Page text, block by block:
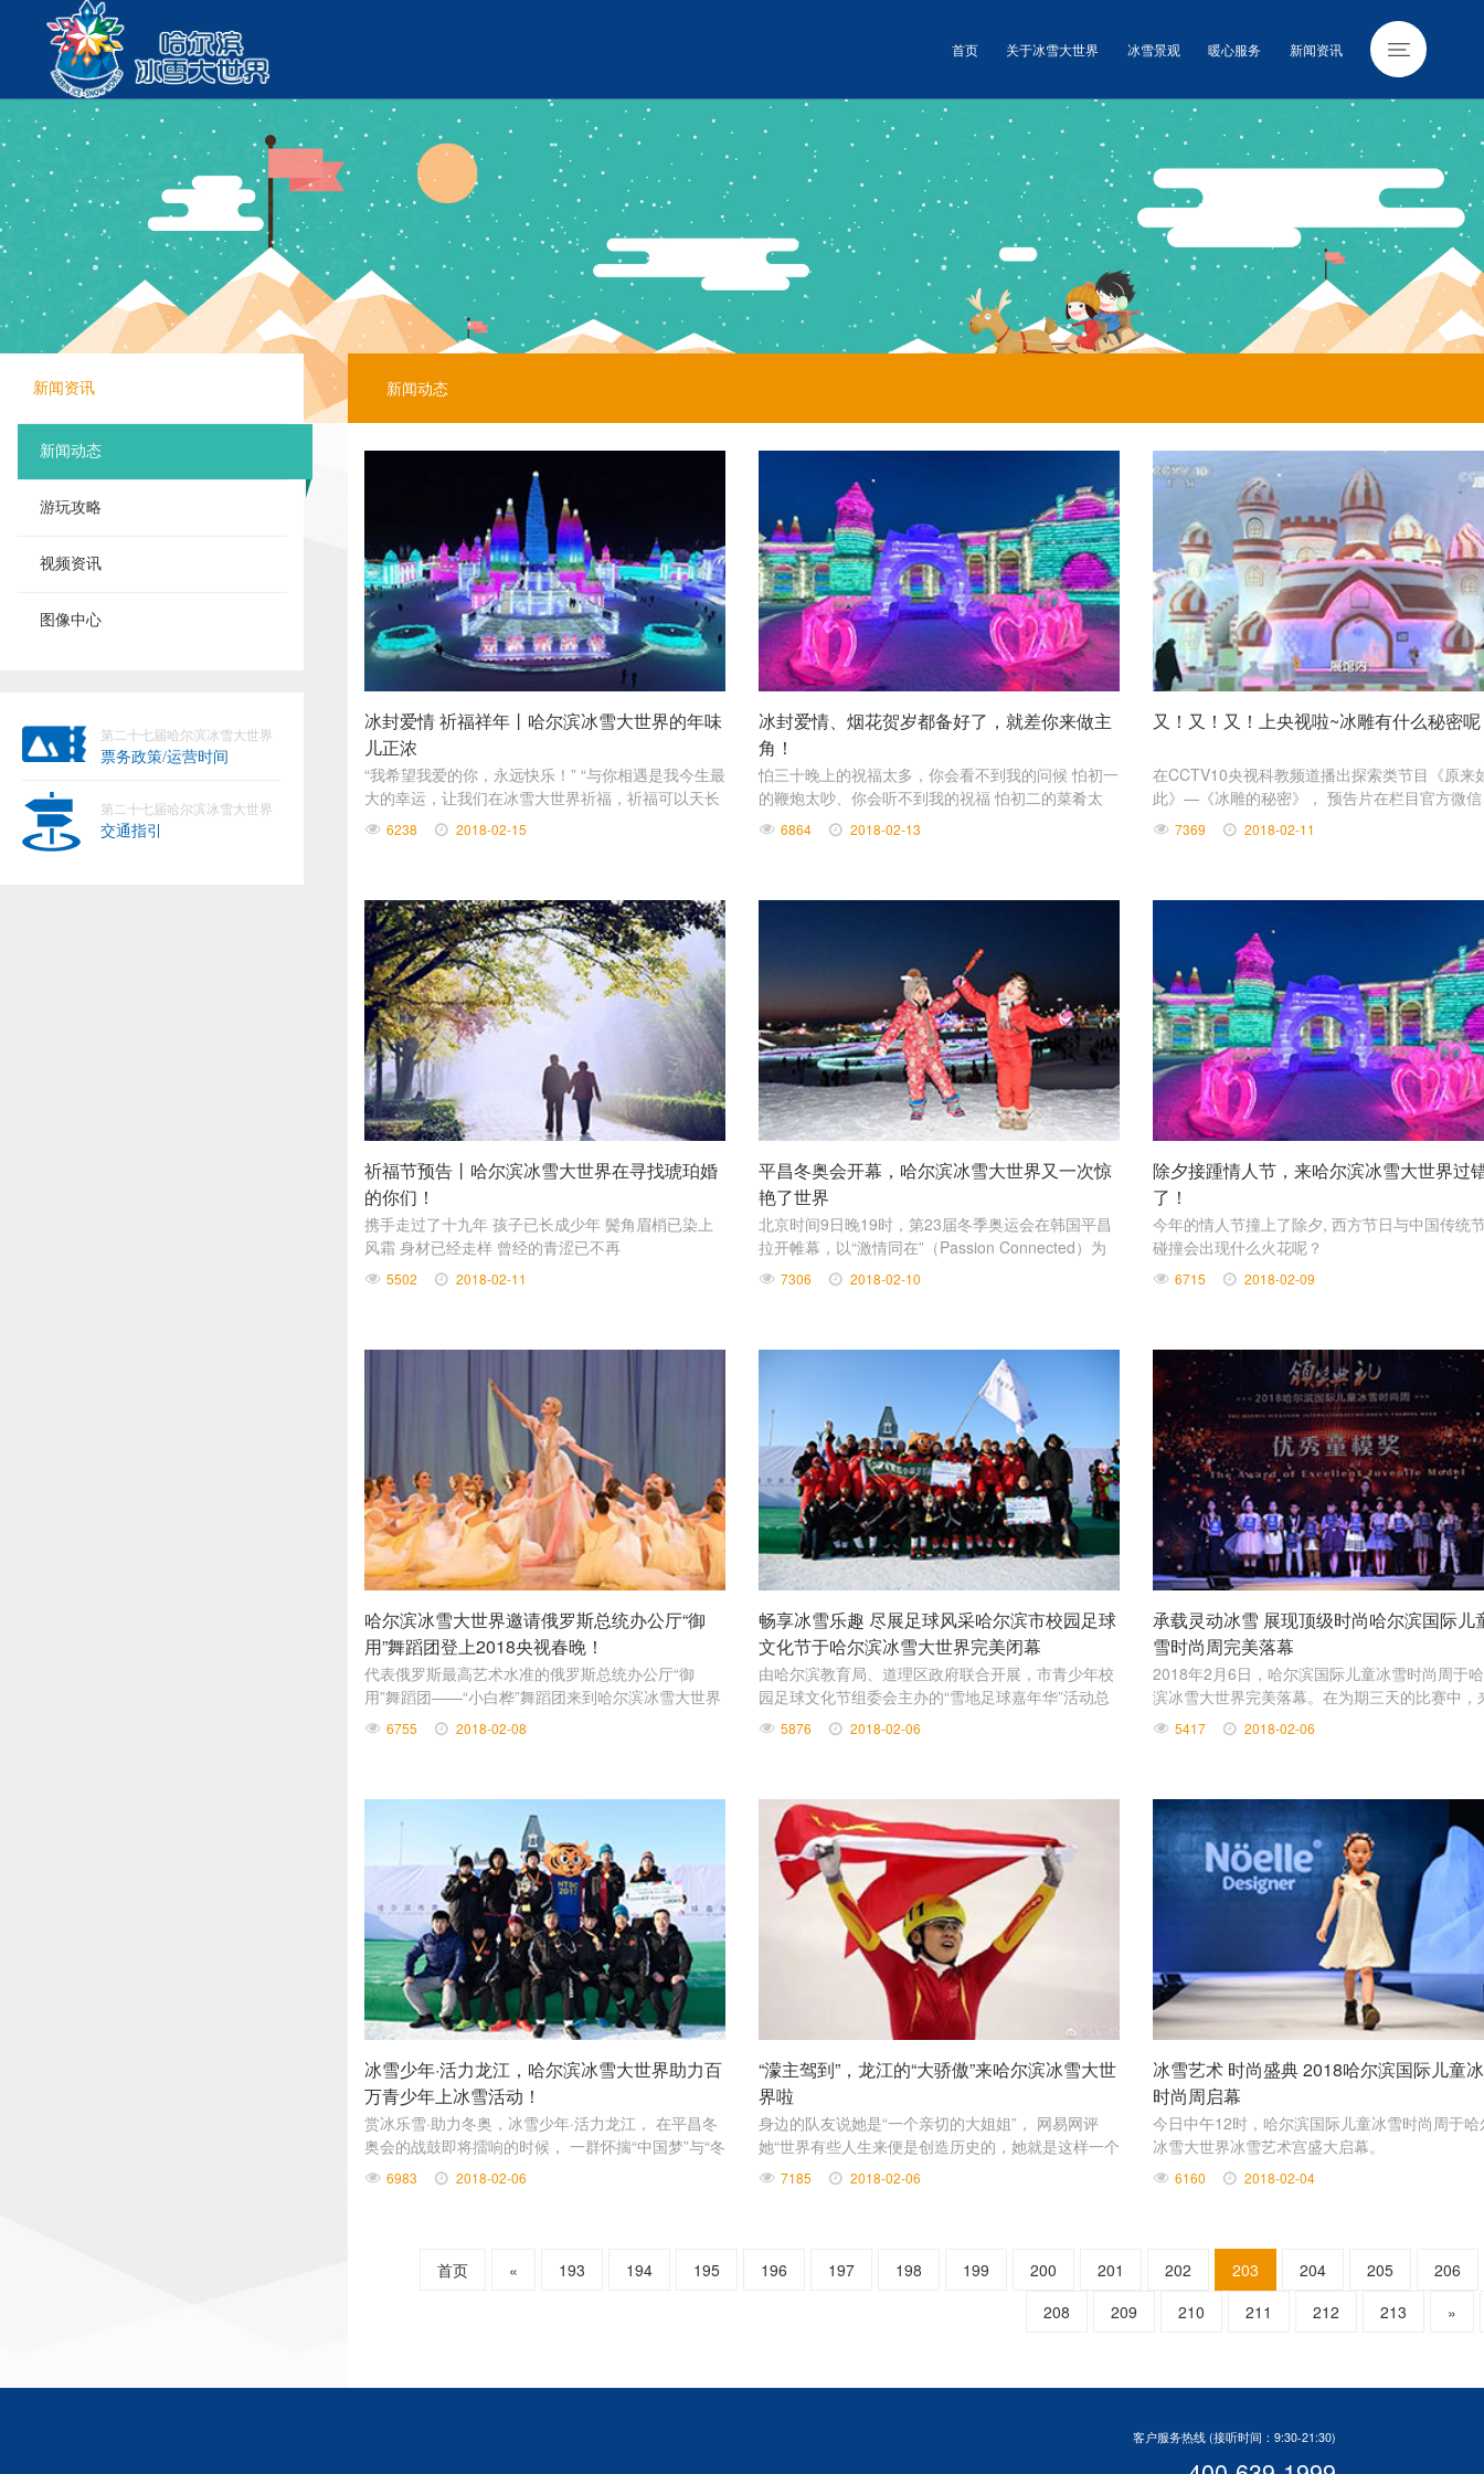
首页 关于冰雪大世界 冰雪景观 暖心服务 新闻资讯
关于冰雪大世界
公司简介
企业荣誉
冰雪景观
冰雪景观 暖心服务
新闻资讯
新闻动态
新闻资讯
新闻动态
游玩攻略
视频资讯
图像中心
第二十七届哈尔滨冰雪大世界
票务政策/运营时间
第二十七届哈尔滨冰雪大世界
交通指引
新闻动态
冰封爱情 祈福祥年丨哈尔滨冰雪大世界的年味
儿正浓
“我希望我爱的你，永远快乐！” “与你相遇是我今生最
大的幸运，让我们在冰雪大世界祈福，祈福可以天长
地久，永不分开！”
6238 2018-02-15
冰封爱情、烟花贺岁都备好了，就差你来做主
角！
怕三十晚上的祝福太多，你会看不到我的问候 怕初一
的鞭炮太吵、你会听不到我的祝福 怕初二的菜肴太
香、你会看不见我的祝愿 所以选择现在就给大家拜年
6864 2018-02-13
又！又！又！上央视啦~冰雕有什么秘密
在CCTV10央视科教频道播出探索类节目《原来
此》—《冰雕的秘密》， 预告片在栏目官方微
博，CNTV网络主页刚一播出， 就引起无数好奇
伙伴关注。
7369 2018-02-11
祈福节预告丨哈尔滨冰雪大世界在寻找琥珀婚
的你们！
携手走过了十九年 孩子已长成少年 鬓角眉梢已染上
风霜 身材已经走样 曾经的青涩已不再
5502 2018-02-11
平昌冬奥会开幕，哈尔滨冰雪大世界又一次惊
艳了世界
北京时间9日晚19时，第23届冬季奥运会在韩国平昌
拉开帷幕，以“激情同在”（Passion Connected）为
口号，有来自92个国家和地区的2900多名选手参
7306 2018-02-10
除夕接踵情人节，来哈尔滨冰雪大世界过
了！
今年的情人节撞上了除夕, 西方节日与中国传统
碰撞会出现什么火花呢？
6715 2018-02-09
哈尔滨冰雪大世界邀请俄罗斯总统办公厅“御
用”舞蹈团登上2018央视春晚！
代表俄罗斯最高艺术水准的俄罗斯总统办公厅“御
用”舞蹈团——“小白桦”舞蹈团来到哈尔滨冰雪大世界
啦！6755 2018-02-08
畅享冰雪乐趣 尽展足球风采哈尔滨市校园足球
文化节于哈尔滨冰雪大世界完美闭幕
由哈尔滨教育局、道理区政府联合开展，市青少年校
园足球文化节组委会主办的“雪地足球嘉年华”活动总
决赛及颁奖仪式2月6日在哈尔滨冰雪大世界隆重举
5876 2018-02-06
承载灵动冰雪 展现顶级时尚哈尔滨国际儿
雪时尚周完美落幕
2018年2月6日，哈尔滨国际儿童冰雪时尚周于
滨冰雪大世界完美落幕。在为期三天的比赛中，
全国各地的小模特儿们欢聚一堂，目不暇接的时
动、夺人心魄的时尚秀场、惊艳世人的服装作品
5417 2018-02-06
冰雪少年·活力龙江，哈尔滨冰雪大世界助力百
万青少年上冰雪活动！
赏冰乐雪·助力冬奥，冰雪少年·活力龙江， 在平昌冬
奥会的战鼓即将擂响的时候， 一群怀揣“中国梦”与“冬
奥梦”的少年， 在哈尔滨冰雪大世界迈出了离梦想更
近的一步。
6983 2018-02-06
“濛主驾到”，龙江的“大骄傲”来哈尔滨冰雪大世
界啦
身边的队友说她是“一个亲切的大姐姐”， 网易网评
她“世界有些人生来便是创造历史的，她就是这样一个
为滑冰而生的人。
7185 2018-02-06
冰雪艺术 时尚盛典 2018哈尔滨国际儿童
时尚周启幕
今日中午12时，哈尔滨国际儿童冰雪时尚周于
冰雪大世界冰雪艺术宫盛大启幕。
6160 2018-02-04
首页 « 193 194 195 196 197 198 199 200 201 202 203 204 205
206
208
209 210 211 212 213 »
客户服务热线 (接听时间：9:30-21:30)